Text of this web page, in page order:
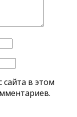
в этом